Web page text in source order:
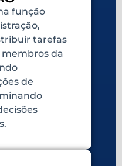
função
tarefas
membros da
de